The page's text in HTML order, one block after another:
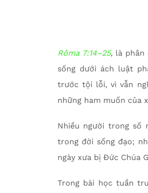
Rôma 7:14–25, là phân
sống dưới ách luật
trước tội lỗi, vì vẫn
những ham muốn của
Nhiều người trong số
trong đời sống đạo;
ngày xưa bị Đức Chúa
Trong bài học tuần